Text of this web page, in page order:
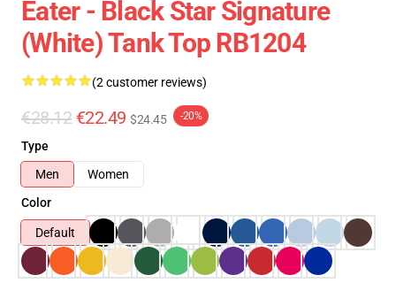
Eater - Black Star Signature
(White) Tank Top RB1204
(2 customer reviews)
€28.12 €22.49 $24.45 -20%
Type
Men
Women
Color
Default